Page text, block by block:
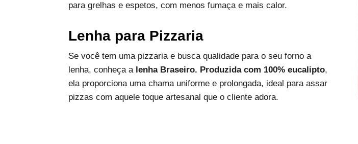
para grelhas e espetos, com menos fumaça e mais calor.
Lenha para Pizzaria
Se você tem uma pizzaria e busca qualidade para o seu forno a
lenha, conheça a lenha Braseiro. Produzida com 100% eucalipto,
ela proporciona uma chama uniforme e prolongada, ideal para assar
pizzas com aquele toque artesanal que o cliente adora.